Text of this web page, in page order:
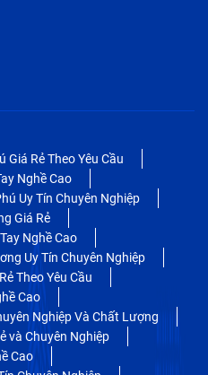
Giá Rẻ Theo Yêu Cầu
Nghề Cao
Uy Tín Chuyên Nghiệp
Giá Rẻ
Nghề Cao
Uy Tín Chuyên Nghiệp
Theo Yêu Cầu
Cao
Nghiệp Và Chất Lượng
và Chuyên Nghiệp
Cao